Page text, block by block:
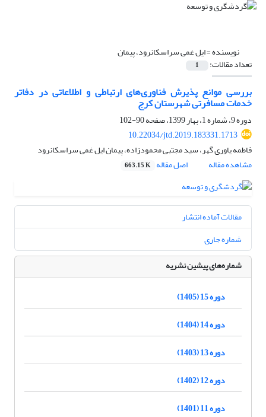
نویسنده =ایل غمی سراسکانرود، پیمان
تعداد مقالات: 1
بررسی موانع پذیرش فناوری‌های ارتباطی و اطلاعاتی در دفاتر
خدمات مسافرتی شهرستان کرج
دوره 9، شماره 1، بهار 1399، صفحه
90-102
10.22034/jtd.2019.183331.1713
فاطمه یاوری گهر، سید مجتبی محمودزاده، پیمان ایل غمی سراسکانرود
مشاهده مقاله
اصل مقاله 663.15 K
مقالات آماده انتشار
شماره جاری
شماره‌های پیشین نشریه
دوره 15 (1405)
دوره 14 (1404)
دوره 13 (1403)
دوره 12 (1402)
دوره 11 (1401)